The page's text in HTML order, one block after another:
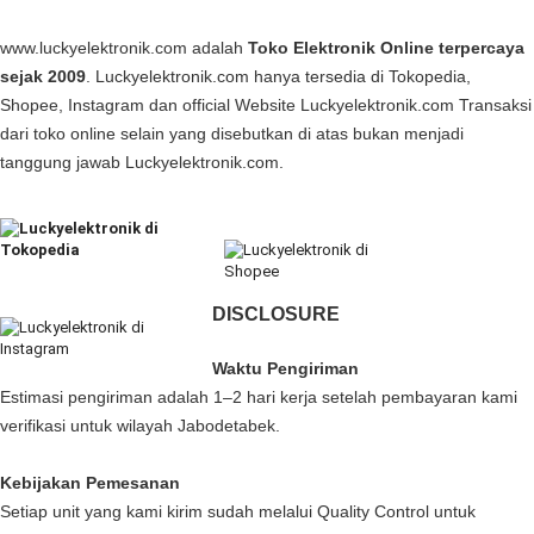
www.luckyelektronik.com adalah Toko Elektronik Online terpercaya
sejak 2009 . Luckyelektronik.com hanya tersedia di Tokopedia,
Shopee, Instagram dan official Website Luckyelektronik.com Transaksi
dari toko online selain yang disebutkan di atas bukan menjadi
tanggung jawab Luckyelektronik.com.
DISCLOSURE
Waktu Pengiriman
Estimasi pengiriman adalah 1–2 hari kerja setelah pembayaran kami
verifikasi untuk wilayah Jabodetabek.
Kebijakan Pemesanan
Setiap unit yang kami kirim sudah melalui Quality Control untuk